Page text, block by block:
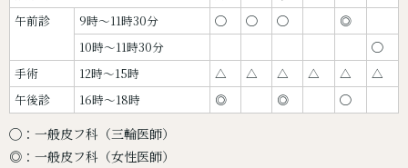
午前診
9時〜11時30分 ◯ ◯ ◯
◎
10時〜11時30分
◯
手術
12時〜15時 △ △ △ △ △
△
午後診
16時〜18時 ◎ ◎ ◯
◯：一般皮フ科（三輪医師）
◎：一般皮フ科（女性医師）